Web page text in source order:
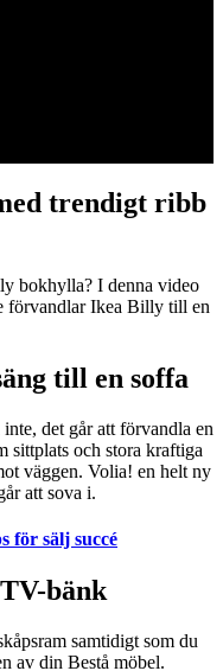
trendigt ribb
bokhylla? I denna video
förvandlar Ikea Billy till en
till en soffa
inte, det går att förvandla en
sittplats och stora kraftiga
väggen. Volia! en helt ny
att sova i.
för sälj succé
bänk
samtidigt som du
av din Bestå möbel.